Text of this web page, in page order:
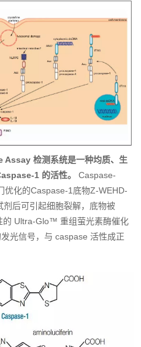
检测系统是一种均质、生
1 的活性。
Caspase-
化的Caspase-1底物Z-WEHD-
后可引起细胞裂解，底物被
的 Ultra-Glo™ 重组萤光素酶催化
光信号，与 caspase 活性成正